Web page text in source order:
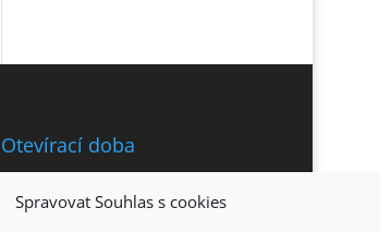
Spravovat Souhlas s cookies
Otevírací doba
Po – So 11:00 – 21:30 hod.
Neděle – 12:00 – 21:00 hod.